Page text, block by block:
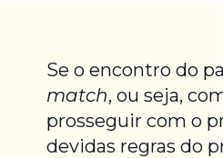
Se o encontro do
match, ou seja,
prosseguir com o
devidas regras do